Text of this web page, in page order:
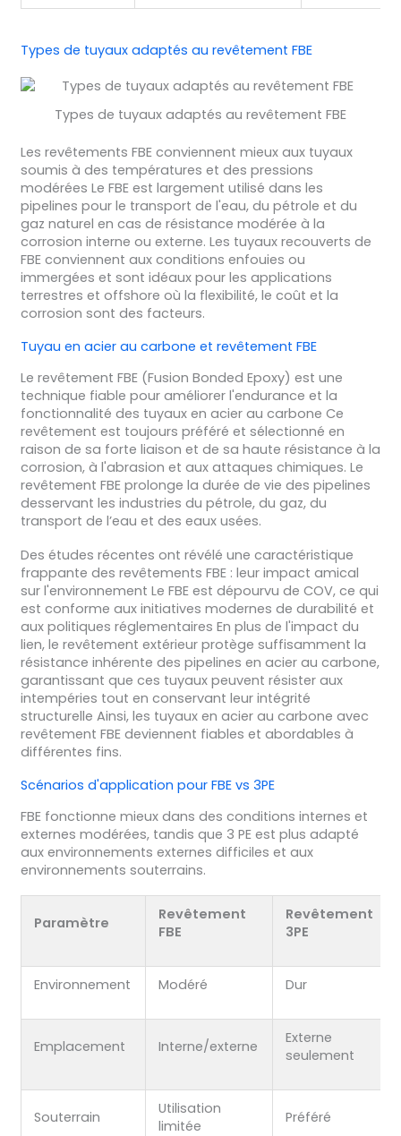
Types de tuyaux adaptés au revêtement FBE
Types de tuyaux adaptés au revêtement FBE
Les revêtements FBE conviennent mieux aux tuyaux
soumis à des températures et des pressions
modérées Le FBE est largement utilisé dans les
pipelines pour le transport de l'eau, du pétrole et du
gaz naturel en cas de résistance modérée à la
corrosion interne ou externe. Les tuyaux recouverts de
FBE conviennent aux conditions enfouies ou
immergées et sont idéaux pour les applications
terrestres et offshore où la flexibilité, le coût et la
corrosion sont des facteurs.
Tuyau en acier au carbone et revêtement FBE
Le revêtement FBE (Fusion Bonded Epoxy) est une
technique fiable pour améliorer l'endurance et la
fonctionnalité des tuyaux en acier au carbone Ce
revêtement est toujours préféré et sélectionné en
raison de sa forte liaison et de sa haute résistance à la
corrosion, à l'abrasion et aux attaques chimiques. Le
revêtement FBE prolonge la durée de vie des pipelines
desservant les industries du pétrole, du gaz, du
transport de l’eau et des eaux usées.
Des études récentes ont révélé une caractéristique
frappante des revêtements FBE : leur impact amical
sur l'environnement Le FBE est dépourvu de COV, ce qui
est conforme aux initiatives modernes de durabilité et
aux politiques réglementaires En plus de l'impact du
lien, le revêtement extérieur protège suffisamment la
résistance inhérente des pipelines en acier au carbone,
garantissant que ces tuyaux peuvent résister aux
intempéries tout en conservant leur intégrité
structurelle Ainsi, les tuyaux en acier au carbone avec
revêtement FBE deviennent fiables et abordables à
différentes fins.
Scénarios d'application pour FBE vs 3PE
FBE fonctionne mieux dans des conditions internes et
externes modérées, tandis que 3 PE est plus adapté
aux environnements externes difficiles et aux
environnements souterrains.
Paramètre
Revêtement
FBE
Revêtement
3PE
Environnement Modéré Dur
Emplacement Interne/externe
Externe
seulement
Souterrain
Utilisation
limitée
Préféré